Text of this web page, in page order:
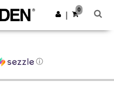
Obtenir l'appli
0
ⓘ